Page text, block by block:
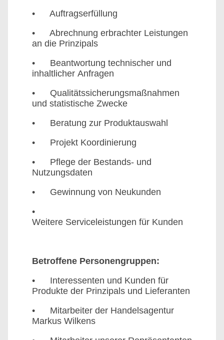
• Auftragserfüllung
• Abrechnung erbrachter Leistungen
an die Prinzipals
• Beantwortung technischer und
inhaltlicher Anfragen
• Qualitätssicherungsmaßnahmen
und statistische Zwecke
• Beratung zur Produktauswahl
• Projekt Koordinierung
• Pflege der Bestands- und
Nutzungsdaten
• Gewinnung von Neukunden
•
Weitere Serviceleistungen für Kunden
Betroffene Personengruppen:
• Interessenten und Kunden für
Produkte der Prinzipals und Lieferanten
• Mitarbeiter der Handelsagentur
Markus Wilkens